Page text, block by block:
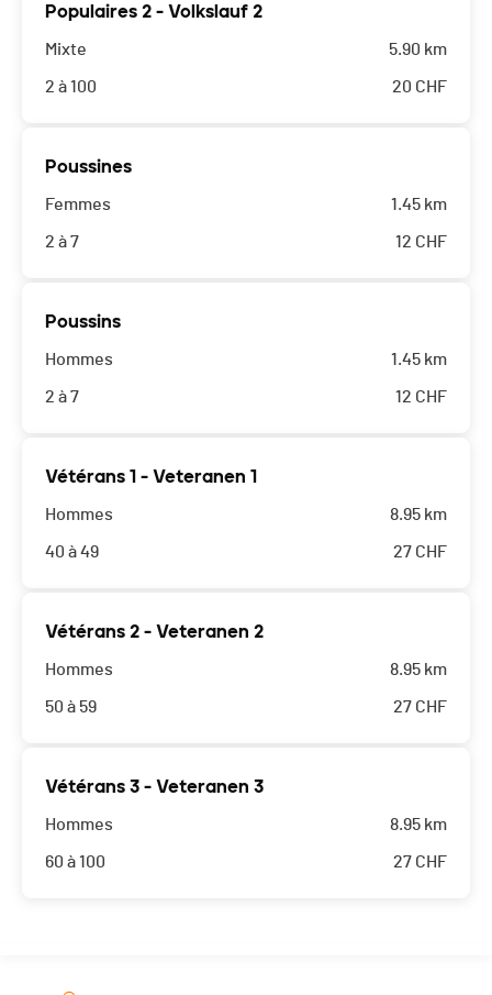
Populaires 2 - Volkslauf 2
Mixte
2 à 100
5.90 km
20 CHF
Poussines
Femmes
2 à 7
1.45 km
12 CHF
Poussins
Hommes
2 à 7
1.45 km
12 CHF
Vétérans 1 - Veteranen 1
Hommes
40 à 49
8.95 km
27 CHF
Vétérans 2 - Veteranen 2
Hommes
50 à 59
8.95 km
27 CHF
Vétérans 3 - Veteranen 3
Hommes
60 à 100
8.95 km
27 CHF